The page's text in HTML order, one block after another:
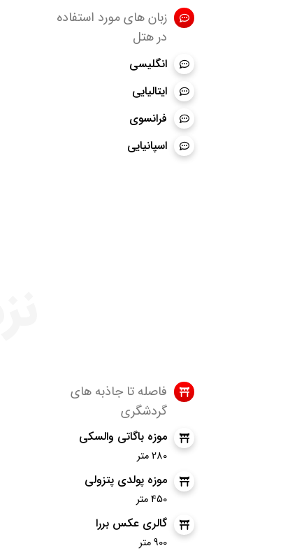
زبان های مورد استفاده
در هتل
انگلیسی
ایتالیایی
فرانسوی
اسپانیایی
فاصله تا جاذبه های
گردشگری
موزه باگاتی والسکی
280 متر
موزه پولدی پتزولی
450 متر
گالری عکس بررا
900 متر